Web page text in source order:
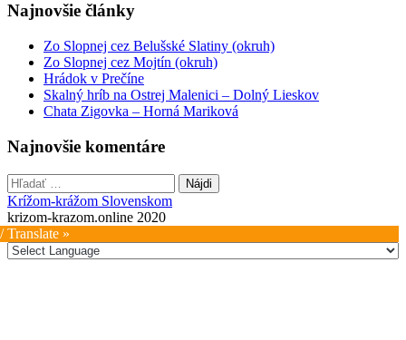
Najnovšie články
Zo Slopnej cez Belušské Slatiny (okruh)
Zo Slopnej cez Mojtín (okruh)
Hrádok v Prečíne
Skalný hríb na Ostrej Malenici – Dolný Lieskov
Chata Zigovka – Horná Mariková
Najnovšie komentáre
Hľadať:
Krížom-krážom Slovenskom
krizom-krazom.online 2020
Translate »